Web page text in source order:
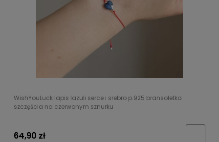
WishYouLuck lapis lazuli serce i srebro p.925 bransoletka
szczęścia na czerwonym sznurku
64,90 zł